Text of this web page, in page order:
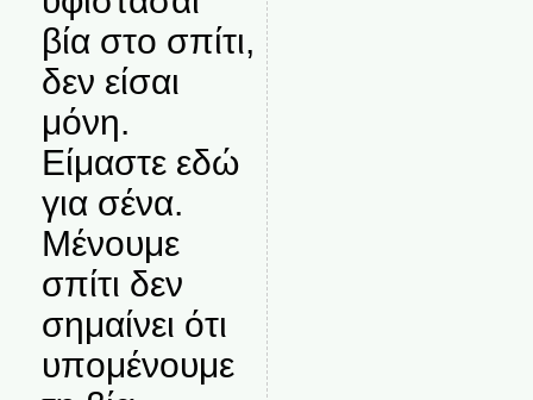
βία στο σπίτι,
δεν είσαι
μόνη.
Είμαστε εδώ
για σένα.
Μένουμε
σπίτι δεν
σημαίνει ότι
υπομένουμε